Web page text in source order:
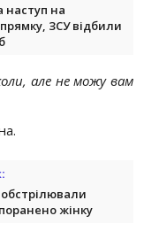
наступ на
ЗСУ відбили
але не можу вам
жінку